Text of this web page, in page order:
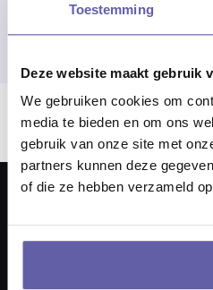
Toestemming
Deze website maakt gebruik
We gebruiken cookies om
media te bieden en om ons
gebruik van onze site met
partners kunnen deze
of die ze hebben verzameld
Er ging iets mis bij
Pieter Braaijweg 203